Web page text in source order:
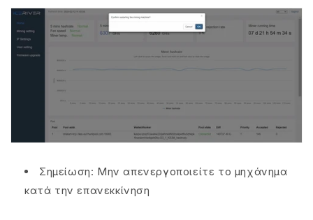
Σημείωση: Μην απενεργοποιείτε το μηχάνημα
κατά την επανεκκίνηση